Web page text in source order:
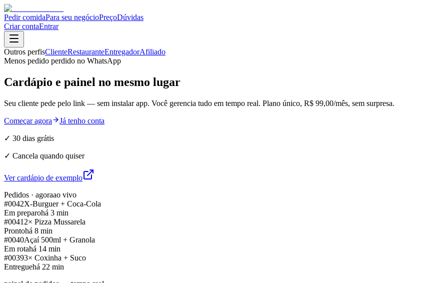
Pedir comidaPara seu negócioPreçoDúvidas
Criar contaEntrar
Outros perfisClienteRestauranteEntregadorAfiliado
Menos pedido perdido no WhatsApp
Cardápio e painel no mesmo lugar
Seu cliente pede pelo link — sem instalar app. Você gerencia tudo em tempo real. Plano único, R$ 99,00/mês, sem surpresa.
Começar agora Já tenho conta
✓ 30 dias grátis
✓ Cancela quando quiser
Ver cardápio de exemplo
Pedidos · agoraao vivo
#0042X-Burguer + Coca-Cola
Em preparohá 3 min
#0041 2× Pizza Mussarela
Prontohá 8 min
#0040Açaí 500ml + Granola
Em rotahá 14 min
#00393× Coxinha + Suco
Entreguehá 22 min